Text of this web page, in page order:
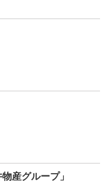
産グループ」